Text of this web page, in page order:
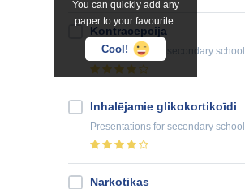
You can quickly add any
paper to your favourite.
Cool!
Kontracepcija
Presentations for secondary school
Inhalējamie glikokortikoīdi
Presentations for secondary school
Narkotikas